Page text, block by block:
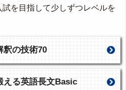
を目指して少しずつレベルを
釈の技術70
える英語長文Basic